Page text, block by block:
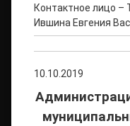
Контактное лицо –
Ившина Евгения
10.10.2019